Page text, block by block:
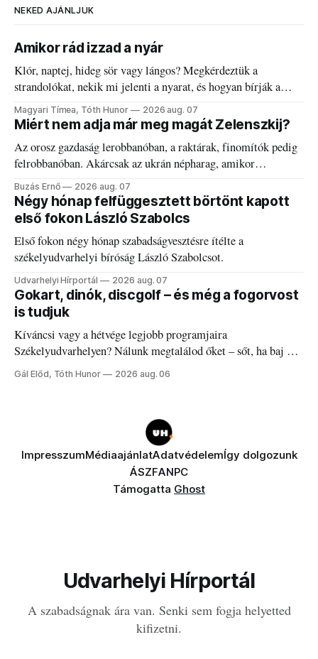
NEKED AJÁNLJUK
Amikor rád izzad a nyár
Klór, naptej, hideg sör vagy lángos? Megkérdeztük a
strandolókat, nekik mi jelenti a nyarat, és hogyan bírják a
kánikulát.
Magyari Tímea, Tóth Hunor 2026 aug. 07
Miért nem adja már meg magát Zelenszkij?
Az orosz gazdaság lerobbanóban, a raktárak, finomítók pedig
felrobbanóban. Akárcsak az ukrán népharag, amikor
elégedetlen vezetőivel.
Buzás Ernő 2026 aug. 07
Négy hónap felfüggesztett börtönt kapott
első fokon László Szabolcs
Első fokon négy hónap szabadságvesztésre ítélte a
székelyudvarhelyi bíróság László Szabolcsot.
Udvarhelyi Hírportál 2026 aug. 07
Gokart, dinók, discgolf – és még a fogorvost
is tudjuk
Kíváncsi vagy a hétvége legjobb programjaira
Székelyudvarhelyen? Nálunk megtalálod őket – sőt, ha baj van
a fogaddal, a fogorvosi ügyeletet is!
Gál Előd, Tóth Hunor 2026 aug. 06
ImpresszumMédiaajánlatAdatvédelemÍgy dolgozunk
ÁSZFANPC
Támogatta Ghost
Udvarhelyi Hírportál
A szabadságnak ára van. Senki sem fogja helyetted
kifizetni.